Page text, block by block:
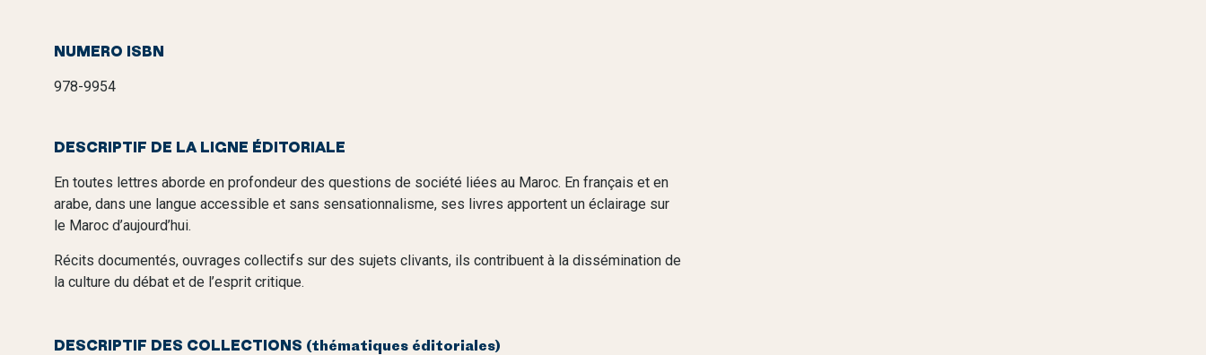
NUMERO ISBN
978-9954
DESCRIPTIF DE LA LIGNE ÉDITORIALE
En toutes lettres aborde en profondeur des questions de société liées au Maroc. En français et en
arabe, dans une langue accessible et sans sensationnalisme, ses livres apportent un éclairage sur
le Maroc d’aujourd’hui.
Récits documentés, ouvrages collectifs sur des sujets clivants, ils contribuent à la dissémination de
la culture du débat et de l’esprit critique.
DESCRIPTIF DES COLLECTIONS (thématiques éditoriales)